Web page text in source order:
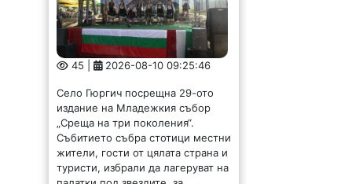
Събитието събра стотици местни
жители, гости от цялата страна и
туристи, избрали да лагеруват на
палатки под звездите, за...
Спряха водата в
голям район на Враца